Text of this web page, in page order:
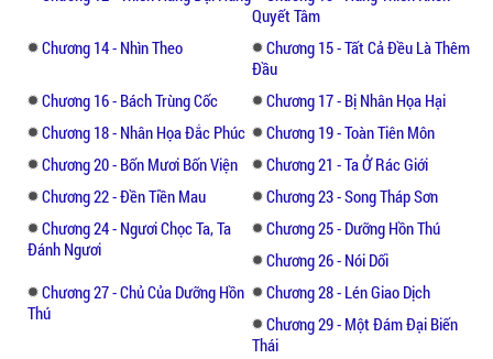
Truyện có những tình tiết đan xen hợp lý
khiến người đọc cảm thấy dễ chịu. So với
Cửu Tinh Thiên Thần Quyết và Tạo Thần thì
Tiên Vốn Thuần Lương hứa hẹn mang đến
cái kết đầy bất ngờ và thú vị.
Quyết Tâm
Chương 14 - Nhìn Theo
Chương 15 - Tất Cả Đều Là Thêm
Đầu
Chương 16 - Bách Trùng Cốc
Chương 17 - Bị Nhân Họa Hại
Chương 18 - Nhân Họa Đắc Phúc
Chương 19 - Toàn Tiên Môn
Chương 20 - Bốn Mươi Bốn Viện
Chương 21 - Ta Ở Rác Giới
Chương 22 - Đền Tiền Mau
Chương 23 - Song Tháp Sơn
Chương 24 - Ngươi Chọc Ta, Ta
Đánh Ngươi
Chương 25 - Dưỡng Hồn Thú
Chương 26 - Nói Dối
Chương 27 - Chủ Của Dưỡng Hồn
Thú
Chương 28 - Lén Giao Dịch
Chương 29 - Một Đám Đại Biến
Thái